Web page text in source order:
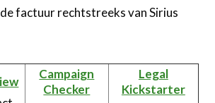
factuur rechtstreeks van Sirius
Campaign
Checker
Legal
Kickstarter